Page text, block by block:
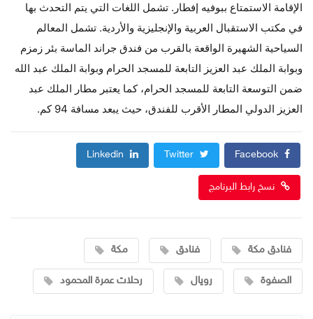
الإقامة الاستمتاع ببوفيه إفطار. تشمل اللغات التي يتم التحدث بها
في مكتب الاستقبال العربية والإنجليزية والأردية. تشمل المعالم
السياحية الشهيرة الواقعة بالقرب من فندق جراند الماسة بئر زمزم
وبوابة الملك عبد العزيز التابعة للمسجد الحرام وبوابة الملك عبد الله
ضمن التوسعة التابعة للمسجد الحرام، كما يعتبر مطار الملك عبد
العزيز الدولي المطار الأقرب للفندق، حيث يبعد مسافة 94 كم.
نسخ رابط البرنامج
فنادق مكة فنادق مكة
الصفوة رويال رحلات عمرة المحمود